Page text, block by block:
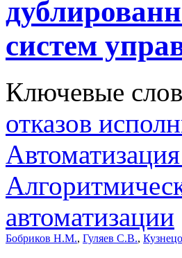
систем
Ключевые
отказов
автоматизации
Бобриков Н.М., Гуляев С.В.,